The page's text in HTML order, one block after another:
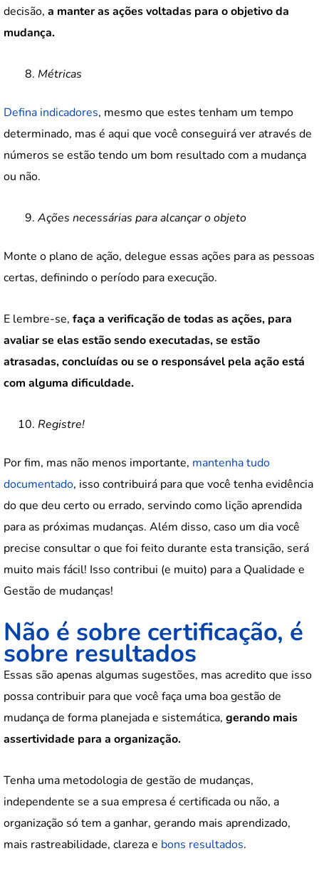
decisão, a manter as ações voltadas para o objetivo da
mudança.
Métricas
Defina indicadores, mesmo que estes tenham um tempo
determinado, mas é aqui que você conseguirá ver através de
números se estão tendo um bom resultado com a mudança
ou não.
Ações necessárias para alcançar o objeto
Monte o plano de ação, delegue essas ações para as pessoas
certas, definindo o período para execução.
E lembre-se, faça a verificação de todas as ações, para
avaliar se elas estão sendo executadas, se estão
atrasadas, concluídas ou se o responsável pela ação está
com alguma dificuldade.
Registre!
Por fim, mas não menos importante, mantenha tudo
documentado, isso contribuirá para que você tenha evidência
do que deu certo ou errado, servindo como lição aprendida
para as próximas mudanças. Além disso, caso um dia você
precise consultar o que foi feito durante esta transição, será
muito mais fácil! Isso contribui (e muito) para a Qualidade e
Gestão de mudanças!
Não é sobre certificação, é
sobre resultados
Essas são apenas algumas sugestões, mas acredito que isso
possa contribuir para que você faça uma boa gestão de
mudança de forma planejada e sistemática, gerando mais
assertividade para a organização.
Tenha uma metodologia de gestão de mudanças,
independente se a sua empresa é certificada ou não, a
organização só tem a ganhar, gerando mais aprendizado,
mais rastreabilidade, clareza e bons resultados.